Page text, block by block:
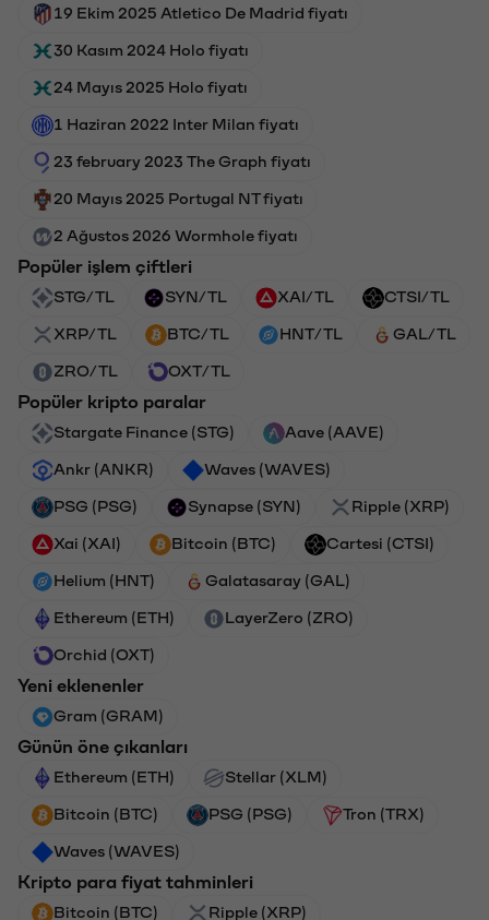
19 Ekim 2025 Atletico De Madrid fiyatı
30 Kasım 2024 Holo fiyatı
24 Mayıs 2025 Holo fiyatı
1 Haziran 2022 Inter Milan fiyatı
23 february 2023 The Graph fiyatı
20 Mayıs 2025 Portugal NT fiyatı
2 Ağustos 2026 Wormhole fiyatı
Popüler işlem çiftleri
STG/TL SYN/TL XAI/TL CTSI/TL
XRP/TL BTC/TL HNT/TL GAL/TL
ZRO/TL OXT/TL
Popüler kripto paralar
Stargate Finance (STG) Aave (AAVE)
Ankr (ANKR) Waves (WAVES)
PSG (PSG) Synapse (SYN) Ripple (XRP)
Xai (XAI) Bitcoin (BTC) Cartesi (CTSI)
Helium (HNT) Galatasaray (GAL)
Ethereum (ETH) LayerZero (ZRO)
Orchid (OXT)
Yeni eklenenler
Gram (GRAM)
Günün öne çıkanları
Ethereum (ETH) Stellar (XLM)
Bitcoin (BTC) PSG (PSG) Tron (TRX)
Waves (WAVES)
Kripto para fiyat tahminleri
Bitcoin (BTC) Ripple (XRP)